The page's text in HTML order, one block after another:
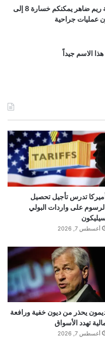
مع أخصائية التغذية ريم ضاهر يمكنكم خسارة 8 إلى
الاسم جيداً
تدرس تأجيل تحصيل
على واردات البولي
أغسطس 7, 2026
يحذر من ديون خفية ورافعة
تهدد الأسواق
أغسطس 7, 2026